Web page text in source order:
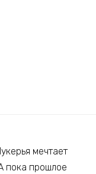
мечтает
пока прошлое